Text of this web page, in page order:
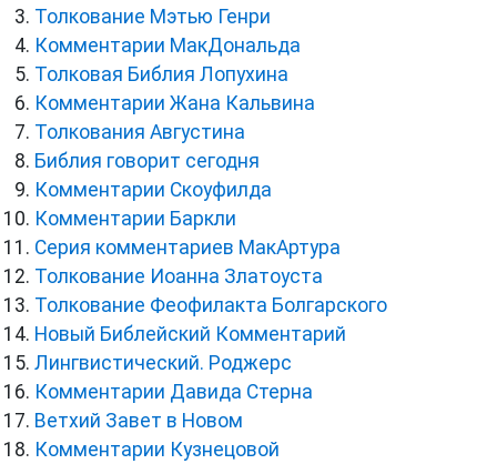
Толкование Мэтью Генри
Комментарии МакДональда
Толковая Библия Лопухина
Комментарии Жана Кальвина
Толкования Августина
Библия говорит сегодня
Комментарии Скоуфилда
Комментарии Баркли
Серия комментариев МакАртура
Толкование Иоанна Златоуста
Толкование Феофилакта Болгарского
Новый Библейский Комментарий
Лингвистический. Роджерс
Комментарии Давида Стерна
Ветхий Завет в Новом
Комментарии Кузнецовой